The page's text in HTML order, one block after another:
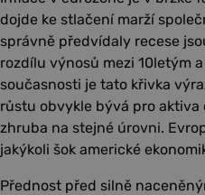
dojde ke stlačení marží
správně předvídaly recese
rozdílu výnosů mezi 10letým
současnosti je tato křivka
růstu obvykle bývá pro
zhruba na stejné úrovni.
jakýkoli šok americké
Přednost před silně